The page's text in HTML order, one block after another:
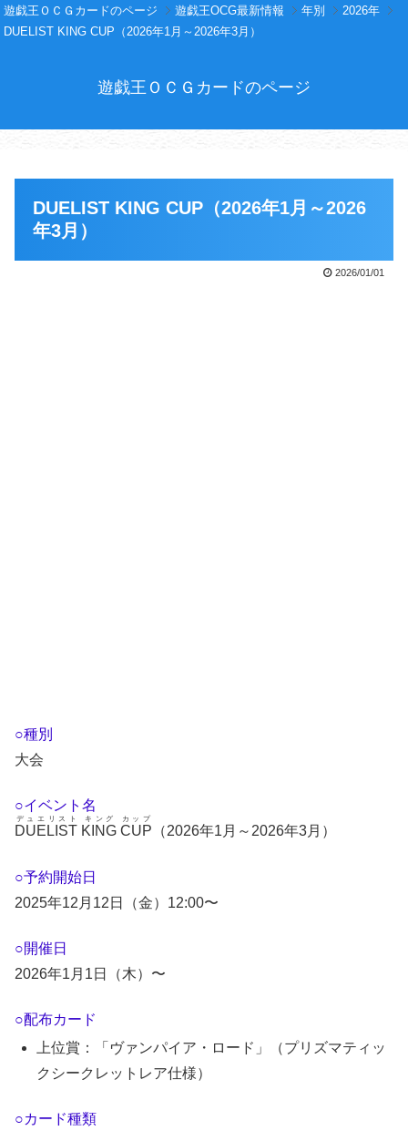
遊戯王ＯＣＧカードのページ 遊戯王OCG最新情報 年別
2026年
DUELIST KING CUP（2026年1月～2026年3月）
遊戯王ＯＣＧカードのページ
DUELIST KING CUP（2026年1月～2026
年3月）
2026/01/01
○種別
大会
○イベント名
DUELIST KING CUP
デュエリスト キング カップ
（2026年1月～2026年3月）
○予約開始日
2025年12月12日（金）12:00〜
○開催日
2026年1月1日（木）〜
○配布カード
上位賞：「ヴァンパイア・ロード」（プリズマティッ
クシークレットレア仕様）
○カード種類